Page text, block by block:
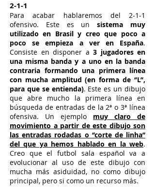
2-1-1
Para acabar hablaremos del 2-1-1
ofensivo. Este es unsistema muy
utilizado en Brasil y creo que poco a
poco se empieza a ver en España.
Consiste en disponer a 3 jugadores en
una misma banda y a uno en la banda
contraria formando una primera línea
con mucha amplitud (en forma de ‘’L’’,
para que se entienda). Este es un dibujo
que abre mucho la primera línea en
búsqueda de entradas de la 2ª o 3ª línea
ofensiva. Un ejemplo muy claro de
movimiento a partir de este dibujo son
las entradas rodadas o ‘’corte de linha’’
del que ya hemos hablado en la web.
Creo que el futbol sala español va a
evolucionar al uso de este dibujo con
mucha más asiduidad, no como dibujo
principal, pero si como un recurso más.